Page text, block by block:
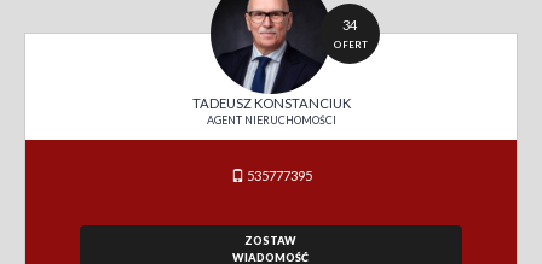
34
OFERT
TADEUSZ KONSTANCIUK
AGENT NIERUCHOMOŚCI
535777395
ZOSTAW
WIADOMOŚĆ